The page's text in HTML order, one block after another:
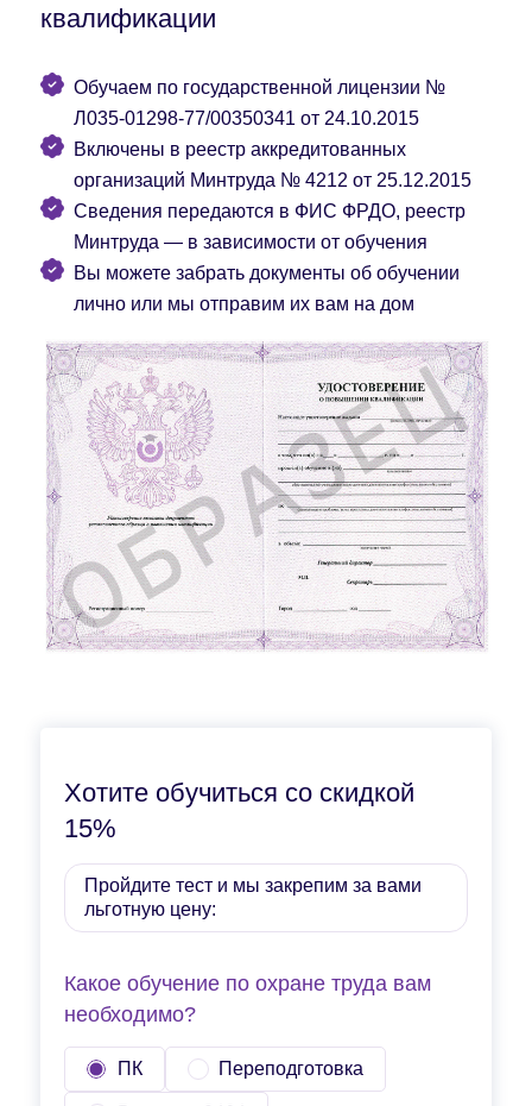
квалификации
Обучаем по государственной лицензии №
Л035-01298-77/00350341 от 24.10.2015
Включены в реестр аккредитованных
организаций Минтруда № 4212 от 25.12.2015
Сведения передаются в ФИС ФРДО, реестр
Минтруда — в зависимости от обучения
Вы можете забрать документы об обучении
лично или мы отправим их вам на дом
Хотите обучиться со скидкой
15%
Пройдите тест и мы закрепим за вами
льготную цену:
Какое обучение по охране труда вам
необходимо?
ПК Переподготовка